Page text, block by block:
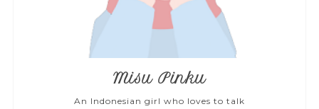
Misu Pinku
An Indonesian girl who loves to talk